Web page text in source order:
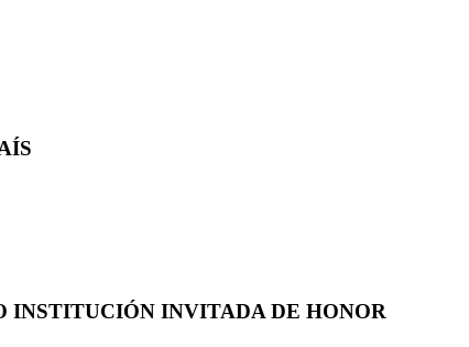
INSTITUCIÓN INVITADA DE HONOR